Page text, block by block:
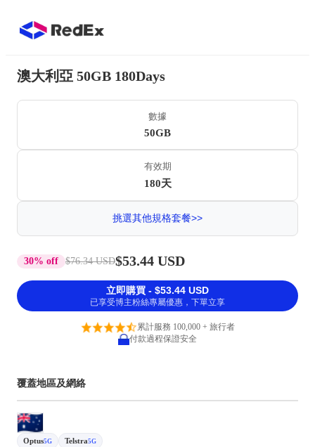
澳大利亞 50GB 180Days
數據
50GB
有效期
180天
挑選其他規格套餐>>
30% off $76.34 USD$53.44 USD
立即購買 - $53.44 USD
已享受博主粉絲專屬優惠，下單立享
累計服務 100,000 + 旅行者
付款過程保證安全
覆蓋地區及網絡
Optus5G Telstra5G